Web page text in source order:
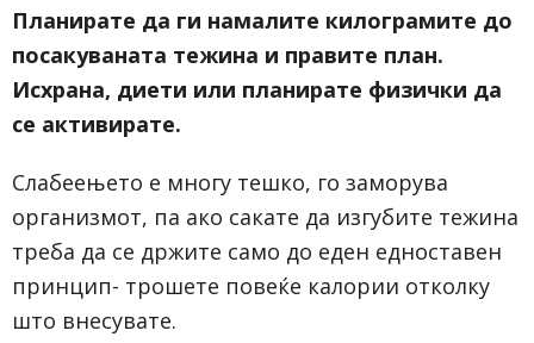
Планирате да ги намалите килограмите до
посакуваната тежина и правите план.
Исхрана, диети или планирате физички да
се активирате.
Слабеењето е многу тешко, го заморува
организмот, па ако сакате да изгубите тежина
треба да се држите само до еден едноставен
принцип- трошете повеќе калории отколку
што внесувате.